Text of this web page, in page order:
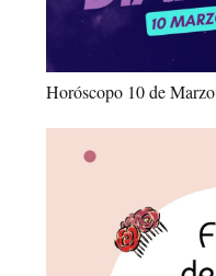
Horóscopo 10 de